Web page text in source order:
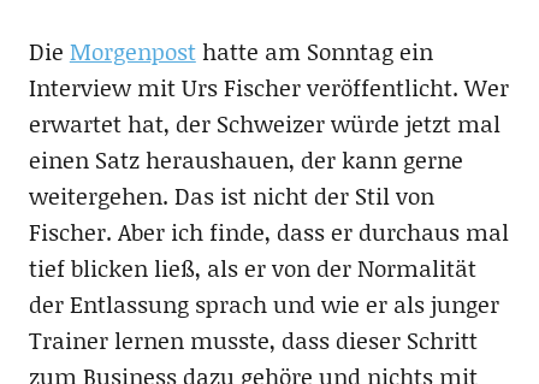
Die Morgenposthatte am Sonntag ein
Interview mit Urs Fischer veröffentlicht. Wer
erwartet hat, der Schweizer würde jetzt mal
einen Satz heraushauen, der kann gerne
weitergehen. Das ist nicht der Stil von
Fischer. Aber ich finde, dass er durchaus mal
tief blicken ließ, als er von der Normalität
der Entlassung sprach und wie er als junger
Trainer lernen musste, dass dieser Schritt
zum Business dazu gehöre und nichts mit